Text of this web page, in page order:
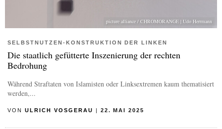
picture alliance / CHROMORANGE | Udo Herrmann
SELBSTNUTZEN-KONSTRUKTION DER LINKEN
Die staatlich gefütterte Inszenierung der rechten
Bedrohung
Während Straftaten von Islamisten oder Linksextremen kaum thematisiert
werden,...
VON ULRICH VOSGERAU | 22. MAI 2025